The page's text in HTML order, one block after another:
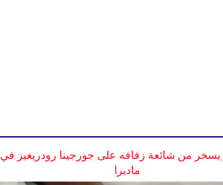
يسخر من شائعة زفافه على جورجينا رودريغيز في
ماديرا